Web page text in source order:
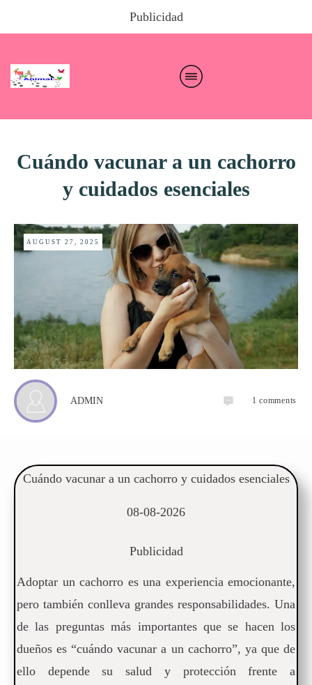
Publicidad
Cuándo vacunar a un cachorro
y cuidados esenciales
AUGUST 27, 2025
ADMIN 1 comments
Cuándo vacunar a un cachorro y cuidados esenciales
08-08-2026
Publicidad
Adoptar un cachorro es una experiencia emocionante,
pero también conlleva grandes responsabilidades. Una
de las preguntas más importantes que se hacen los
dueños es “cuándo vacunar a un cachorro”, ya que de
ello depende su salud y protección frente a